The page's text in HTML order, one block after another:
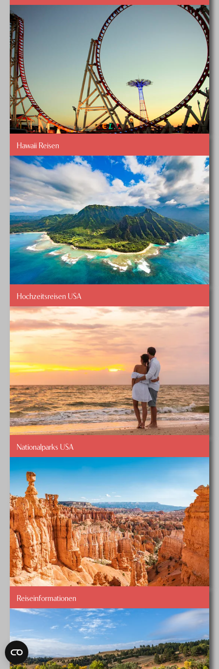
Hawaii Reisen
Hochzeitsreisen USA
Nationalparks USA
Reiseinformationen